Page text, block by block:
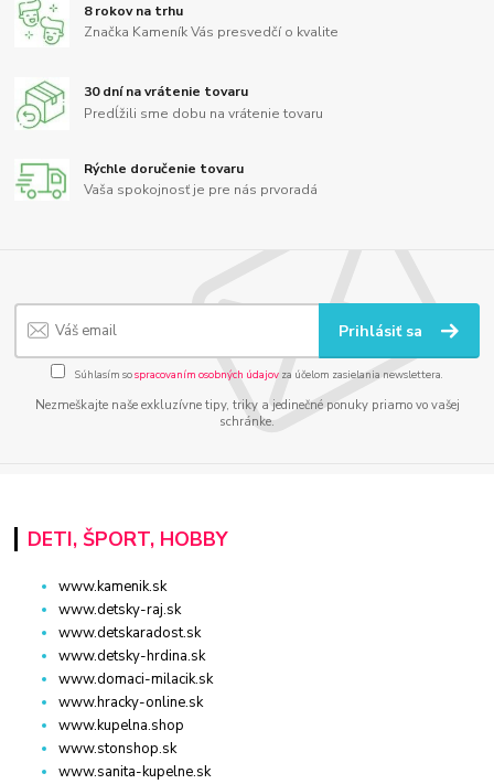
8 rokov na trhu
Značka Kameník Vás presvedčí o kvalite
30 dní na vrátenie tovaru
Predĺžili sme dobu na vrátenie tovaru
Rýchle doručenie tovaru
Vaša spokojnosť je pre nás prvoradá
Prihlásiť sa
Súhlasím sospracovaním osobných údajov za účelom zasielania newslettera.
Nezmeškajte naše exkluzívne tipy, triky a jedinečné ponuky priamo vo vašej
schránke.
DETI, ŠPORT, HOBBY
www.kamenik.sk
www.detsky-raj.sk
www.detskaradost.sk
www.detsky-hrdina.sk
www.domaci-milacik.sk
www.hracky-online.sk
www.kupelna.shop
www.stonshop.sk
www.sanita-kupelne.sk